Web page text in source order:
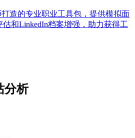
造的专业职业工具包，提供模拟面
和LinkedIn档案增强，助力获得工
分析